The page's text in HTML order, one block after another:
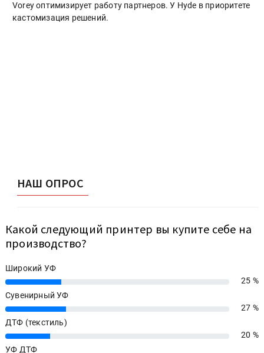
Vorey оптимизирует работу партнеров. У Hyde в приоритете
кастомизация решений.
НАШ ОПРОС
Какой следующий принтер вы купите себе на
производство?
Широкий УФ
25%
25 %
Сувенирный УФ
27%
27 %
ДТФ (текстиль)
20%
20 %
УФ ДТФ